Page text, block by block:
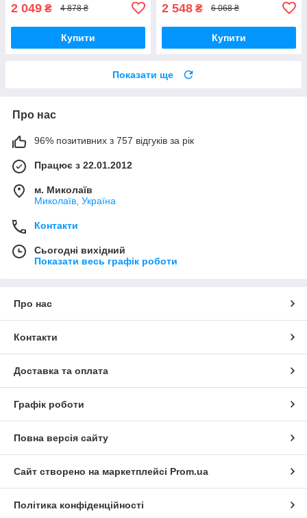
2 049 ₴ 4 878 ₴
Купити
2 548 ₴ 6 068 ₴
Купити
Показати ще
Про нас
96% позитивних з 757 відгуків за рік
Працює з 22.01.2012
м. Миколаїв
Миколаїв, Україна
Контакти
Сьогодні вихідний
Показати весь графік роботи
Про нас
Контакти
Доставка та оплата
Графік роботи
Повна версія сайту
Сайт створено на маркетплейсі Prom.ua
Політика конфіденційності